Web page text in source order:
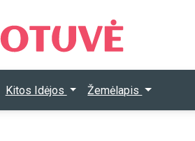
Kitos Idėjos Žemėlapis